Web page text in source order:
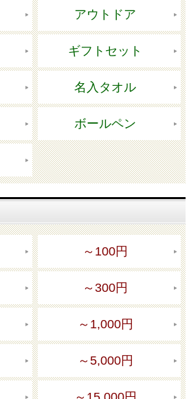
アウトドア
ギフトセット
名入タオル
ボールペン
～100円
～300円
～1,000円
～5,000円